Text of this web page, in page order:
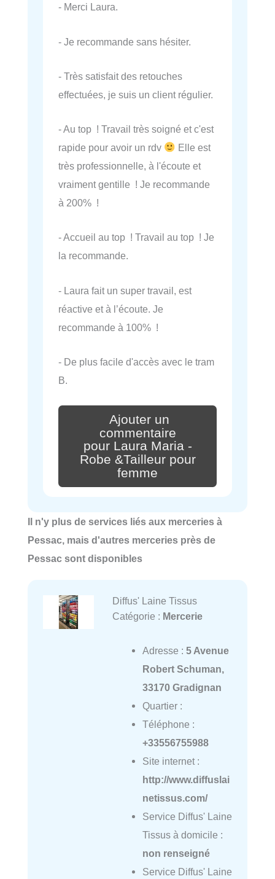
- Merci Laura.
- Je recommande sans hésiter.
- Très satisfait des retouches
effectuées, je suis un client régulier.
- Au top ! Travail très soigné et c'est
rapide pour avoir un rdv
Elle est
très professionnelle, à l'écoute et
vraiment gentille ! Je recommande
à 200% !
- Accueil au top ! Travail au top ! Je
la recommande.
- Laura fait un super travail, est
réactive et à l’écoute. Je
recommande à 100% !
- De plus facile d'accès avec le tram
B.
Ajouter un
commentaire
pour Laura Maria -
Robe &Tailleur pour
femme
Il n'y plus de services liés aux merceries à
Pessac, mais d'autres merceries près de
Pessac sont disponibles
Diffus' Laine Tissus
Catégorie : Mercerie
Adresse : 5 Avenue
Robert Schuman,
33170 Gradignan
Quartier :
Téléphone :
+33556755988
Site internet :
http://www.diffuslai
netissus.com/
Service Diffus' Laine
Tissus à domicile :
non renseigné
Service Diffus' Laine